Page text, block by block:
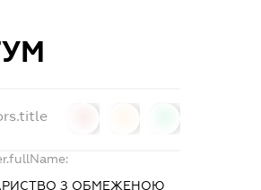
З ОБМЕЖЕНОЮ